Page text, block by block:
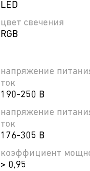
LED
цвет свечения
RGB
напряжение
ток
190-250 В
напряжение
ток
176-305 В
коэффициент
> 0,95